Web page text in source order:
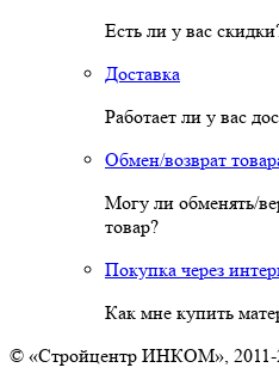
Есть ли у вас
Доставка
Работает ли у вас
Обмен/возврат
Могу ли обменять/
товар?
Покупка через
Как мне купить
© «Стройцентр ИНКОМ», 2011-